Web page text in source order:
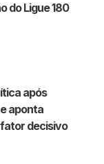
do Ligue 180
após
aponta
decisivo